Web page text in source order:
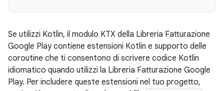
Se utilizzi Kotlin, il modulo KTX della Libreria Fatturazione
Google Play contiene estensioni Kotlin e supporto delle
coroutine che ti consentono di scrivere codice Kotlin
idiomatico quando utilizzi la Libreria Fatturazione Google
Play. Per includere queste estensioni nel tuo progetto,